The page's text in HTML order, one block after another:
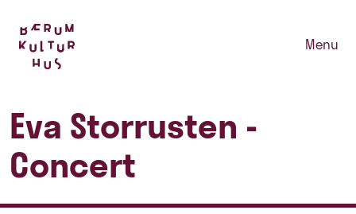
Menu
Eva Storrusten -
Concert